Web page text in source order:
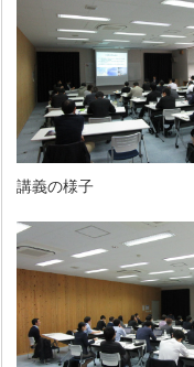
講義の様子